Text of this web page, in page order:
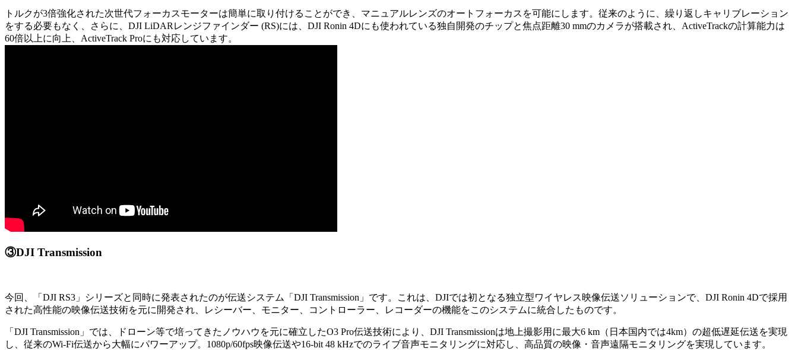
トルクが3倍強化された次世代フォーカスモーターは簡単に取り付けることができ、マニュアルレンズのオートフォーカスを可能にします。従来のように、繰り返しキャリブレーション
をする必要もなく、さらに、DJI LiDARレンジファインダー (RS)には、DJI Ronin 4Dにも使われている独自開発のチップと焦点距離30 mmのカメラが搭載され、ActiveTrackの計算能力は
60倍以上に向上、ActiveTrack Proにも対応しています。
③DJI Transmission
今回、「DJI RS3」シリーズと同時に発表されたのが伝送システム「DJI Transmission」です。これは、DJIでは初となる独立型ワイヤレス映像伝送ソリューションで、DJI Ronin 4Dで採用
された高性能の映像伝送技術を元に開発され、レシーバー、モニター、コントローラー、レコーダーの機能をこのシステムに統合したものです。
「DJI Transmission」では、ドローン等で培ってきたノウハウを元に確立したO3 Pro伝送技術により、DJI Transmissionは地上撮影用に最大6 km（日本国内では4km）の超低遅延伝送を実現
し、従来のWi-Fi伝送から大幅にパワーアップ。1080p/60fps映像伝送や16-bit 48 kHzでのライブ音声モニタリングに対応し、高品質の映像・音声遠隔モニタリングを実現しています。